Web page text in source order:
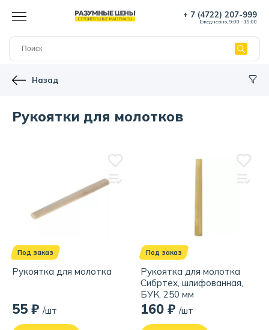
+ 7 (4722) 207-999
Ежедневно, 9:00 - 19:00
Назад
Рукоятки для молотков
Под заказ
Рукоятка для молотка
55 ₽ /шт
Под заказ
Рукоятка для молотка
Сибртех, шлифованная,
БУК, 250 мм
160 ₽ /шт